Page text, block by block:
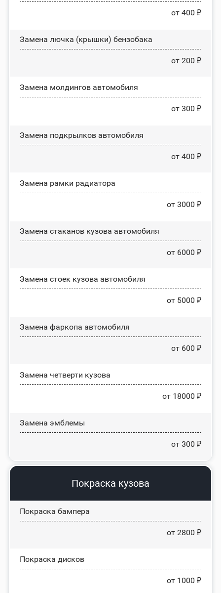
от 400 ₽
Замена лючка (крышки) бензобака
от 200 ₽
Замена молдингов автомобиля
от 300 ₽
Замена пoдĸpылĸoв автомобиля
от 400 ₽
Замена рамки радиатора
от 3000 ₽
Замена стаканов кузова автомобиля
от 6000 ₽
Замена стоек кузова автомобиля
от 5000 ₽
Замена фаркопа автомобиля
от 600 ₽
Замена четверти кузова
от 18000 ₽
Замена эмблемы
от 300 ₽
Покраска кузова
Покраска бампера
от 2800 ₽
Покраска дисков
от 1000 ₽